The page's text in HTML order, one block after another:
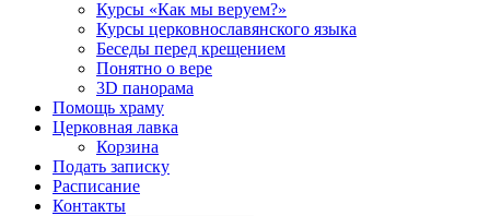
Курсы «Как мы веруем?»
Курсы церковнославянского языка
Беседы перед крещением
Понятно о вере
3D панорама
Помощь храму
Церковная лавка
Корзина
Подать записку
Расписание
Контакты